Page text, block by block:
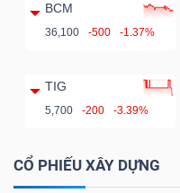
BCM
36,100 -500 -1.37%
TIG
5,700 -200 -3.39%
CỔ PHIẾU XÂY DỰNG